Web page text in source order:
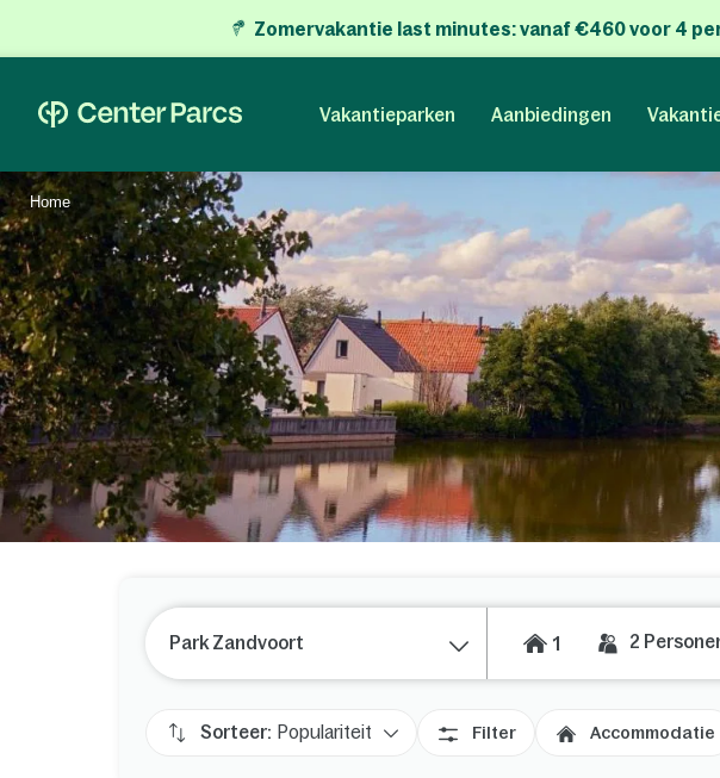
Zomervakantie last minutes:vanaf €460 voor 4
Vakantieparken Aanbiedingen
Home
Park Zandvoort 1 2
Sorteer: Populariteit Filter Accommodatie